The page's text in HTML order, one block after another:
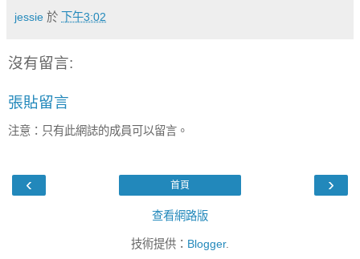
jessie 於 下午3:02
沒有留言:
張貼留言
注意：只有此網誌的成員可以留言。
‹ ›
首頁
查看網路版
技術提供： Blogger.